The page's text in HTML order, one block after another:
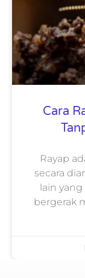
Cara
Rayap
secara
lain
bergerak